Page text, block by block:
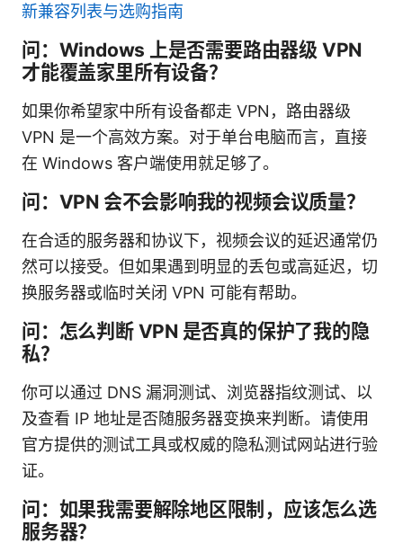
新兼容列表与选购指南
问：Windows 上是否需要路由器级 VPN
才能覆盖家里所有设备？
如果你希望家中所有设备都走 VPN，路由器级
VPN 是一个高效方案。对于单台电脑而言，直接
在 Windows 客户端使用就足够了。
问：VPN 会不会影响我的视频会议质量？
在合适的服务器和协议下，视频会议的延迟通常仍
然可以接受。但如果遇到明显的丢包或高延迟，切
换服务器或临时关闭 VPN 可能有帮助。
问：怎么判断 VPN 是否真的保护了我的隐
私？
你可以通过 DNS 漏洞测试、浏览器指纹测试、以
及查看 IP 地址是否随服务器变换来判断。请使用
官方提供的测试工具或权威的隐私测试网站进行验
证。
问：如果我需要解除地区限制，应该怎么选
服务器？